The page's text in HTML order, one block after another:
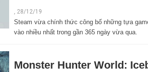
, 28/12/19
Steam vừa chính thức công bố những tựa
vào nhiều nhất trong gần 365 ngày vừa qua.
Monster Hunter World: